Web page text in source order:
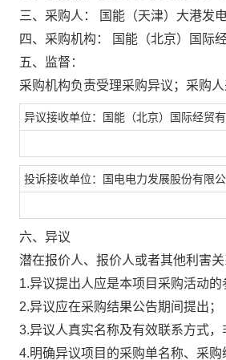
三、采购人：
国能（天津）大港发
四、采购机构：
国能（北京）国际
五、监督：
采购机构负责受理采购异议；采购
异议接收单位：国能（北京）国际经贸
投诉接收单位：国电电力发展股份有限
六、异议
潜在报价人、报价人或者其他利害
1.异议提出人应是本项目采购活动
2.异议应在采购结果公告期间提出；
3.异议人真实名称及有效联系方式
4.明确异议项目的采购单名称、采